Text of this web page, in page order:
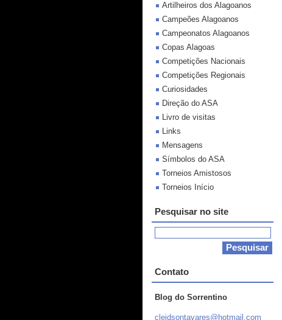
Artilheiros dos Alagoanos
Campeões Alagoanos
Campeonatos Alagoanos
Copas Alagoas
Competições Nacionais
Competições Regionais
Curiosidades
Direção do ASA
Livro de visitas
Links
Mensagens
Símbolos do ASA
Torneios Amistosos
Torneios Início
Pesquisar no site
Contato
Blog do Sorrentino
cleidsontavares@ hotmail.com